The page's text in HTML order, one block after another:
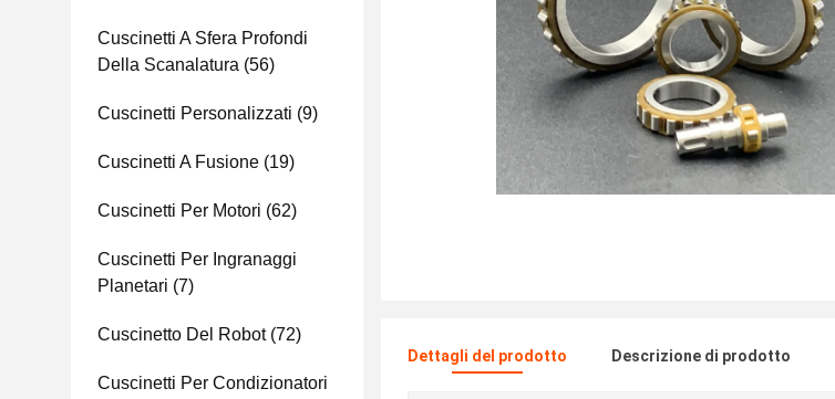
Cuscinetti A Sfera Profondi
Della Scanalatura (56)
Cuscinetti Personalizzati (9)
Cuscinetti A Fusione (19)
Cuscinetti Per Motori (62)
Cuscinetti Per Ingranaggi
Planetari (7)
Cuscinetto Del Robot(72)
Cuscinetti Per Condizionatori
Dettagli del prodotto Descrizione di prodotto